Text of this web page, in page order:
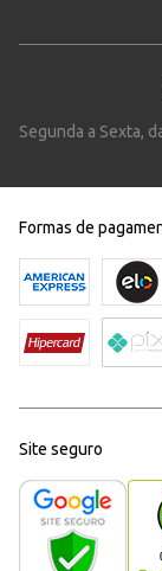
Segunda a Sexta,
Formas de
Site seguro